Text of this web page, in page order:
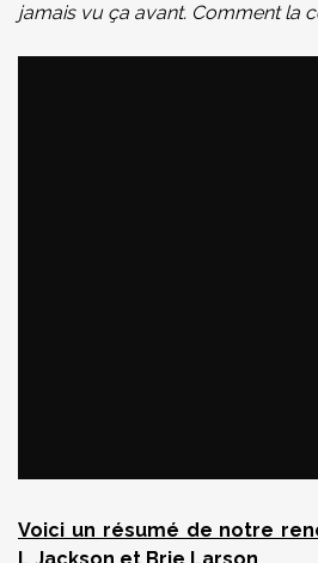
jamais vu ça avant. Comment la
Voici un résumé de notre